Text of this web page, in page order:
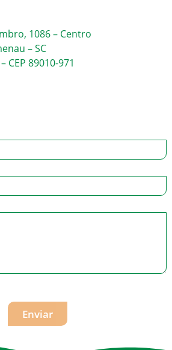
1086 – Centro
– SC
CEP 89010-971
Enviar